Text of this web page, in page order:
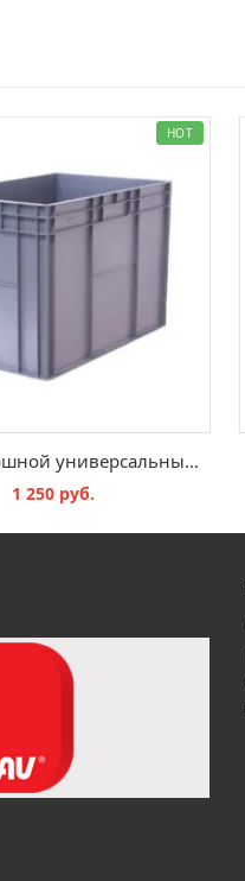
HOT
Ящик сплошной универсальный 600x400x420
1 250 руб.